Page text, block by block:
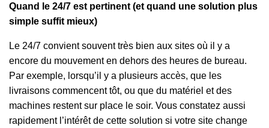
Quand le 24/7 est pertinent (et quand une solution plus
simple suffit mieux)
Le 24/7 convient souvent très bien aux sites où il y a
encore du mouvement en dehors des heures de bureau.
Par exemple, lorsqu’il y a plusieurs accès, que les
livraisons commencent tôt, ou que du matériel et des
machines restent sur place le soir. Vous constatez aussi
rapidement l’intérêt de cette solution si votre site change